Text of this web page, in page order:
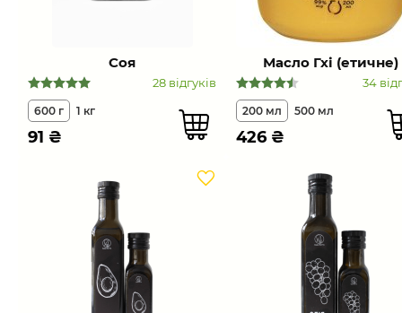
Соя
28 відгуків
600 г 1 кг
91 ₴
Масло Гхі (етичне)
34
200 мл 500 мл
426 ₴